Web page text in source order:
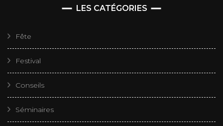
LES CATÉGORIES
Fête
Festival
Conseils
Séminaires